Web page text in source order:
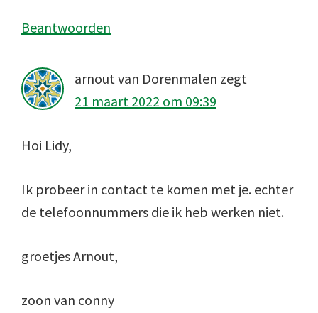
Beantwoorden
arnout van Dorenmalen zegt
21 maart 2022 om 09:39
Hoi Lidy,
Ik probeer in contact te komen met je. echter
de telefoonnummers die ik heb werken niet.
groetjes Arnout,
zoon van conny